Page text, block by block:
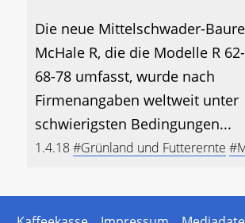
Die neue Mittelschwader-
McHale R, die die Modelle R
68-78 umfasst, wurde nach
Firmenangaben weltweit unter
schwierigsten Bedingungen...
1.4.18#Grünland und Futterernte